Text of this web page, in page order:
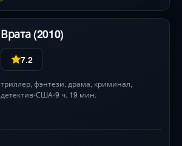
Врата (2010)
7.2
триллер, фэнтези, драма, криминал,
детектив•США•9 ч. 19 мин.